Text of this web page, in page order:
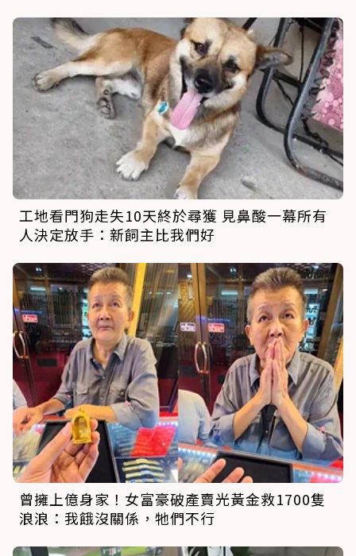
工地看門狗走失10天終於尋獲 見鼻酸一幕所有
人決定放手：新飼主比我們好
曾擁上億身家！女富豪破產賣光黃金救1700隻
浪浪：我餓沒關係，牠們不行